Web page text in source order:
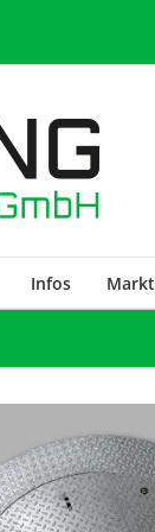
Infos